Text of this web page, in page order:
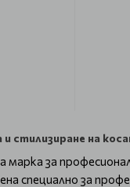
стилизиране на
марка за
специално за